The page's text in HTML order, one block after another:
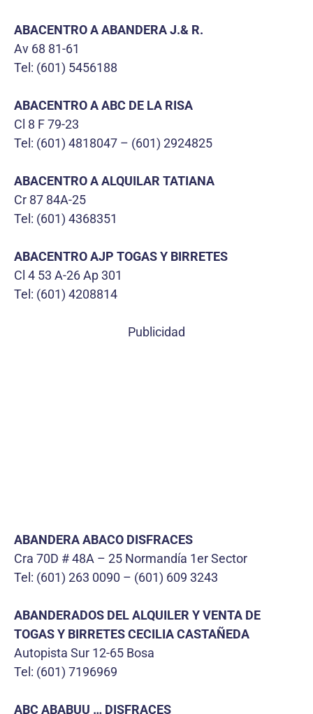
ABACENTRO A ABANDERA J.& R.
Av 68 81-61
Tel: (601) 5456188
ABACENTRO A ABC DE LA RISA
Cl 8 F 79-23
Tel: (601) 4818047 – (601) 2924825
ABACENTRO A ALQUILAR TATIANA
Cr 87 84A-25
Tel: (601) 4368351
ABACENTRO AJP TOGAS Y BIRRETES
Cl 4 53 A-26 Ap 301
Tel: (601) 4208814
Publicidad
ABANDERA ABACO DISFRACES
Cra 70D # 48A – 25 Normandía 1er Sector
Tel: (601) 263 0090 – (601) 609 3243
ABANDERADOS DEL ALQUILER Y VENTA DE
TOGAS Y BIRRETES CECILIA CASTAÑEDA
Autopista Sur 12-65 Bosa
Tel: (601) 7196969
ABC ABABUU … DISFRACES